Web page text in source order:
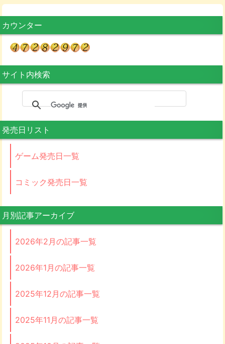
カウンター
サイト内検索
発売日リスト
ゲーム発売日一覧
コミック発売日一覧
月別記事アーカイブ
2026年2月の記事一覧
2026年1月の記事一覧
2025年12月の記事一覧
2025年11月の記事一覧